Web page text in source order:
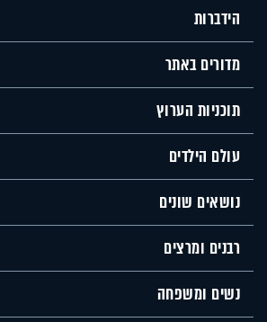
הידברות
מדורים באתר
תוכניות הערוץ
עולם הילדים
נושאים שונים
רבנים ומרצים
נשים ומשפחה